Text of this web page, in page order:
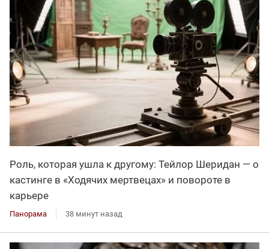
Роль, которая ушла к другому: Тейлор Шеридан — о
кастинге в «Ходячих мертвецах» и повороте в
карьере
Панорама 38 минут назад